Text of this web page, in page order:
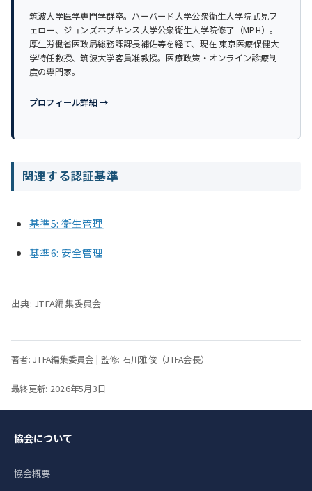
筑波大学医学専門学群卒。ハーバード大学公衆衛生大学院武見フ
ェロー、ジョンズホプキンス大学公衆衛生大学院修了（MPH）。
厚生労働省医政局総務課課長補佐等を経て、現在 東京医療保健大
学特任教授、筑波大学客員准教授。医療政策・オンライン診療制
度の専門家。
プロフィール詳細 →
関連する認証基準
基準5: 衛生管理
基準6: 安全管理
出典: JTFA編集委員会
著者: JTFA編集委員会 | 監修: 石川雅俊（JTFA会長）
最終更新: 2026年5月3日
協会について
協会概要